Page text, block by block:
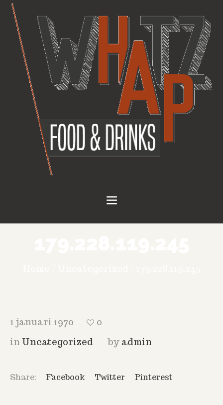
1 januari 1970
0
in Uncategorized by admin
Share: Facebook Twitter Pinterest